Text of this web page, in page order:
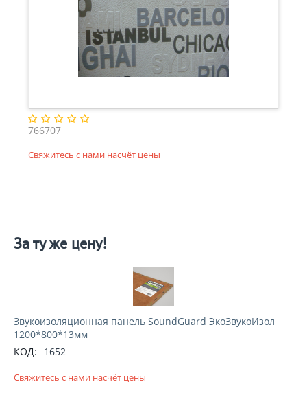
766707
Свяжитесь с нами насчёт цены
За ту же цену!
Звукоизоляционная панель SoundGuard ЭкоЗвукоИзол
1200*800*13мм
КОД:
1652
Свяжитесь с нами насчёт цены